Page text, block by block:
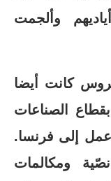
وألجمت
كانت أيضا
الصناعات
عمل إلى فرنسا.
ومكالمات